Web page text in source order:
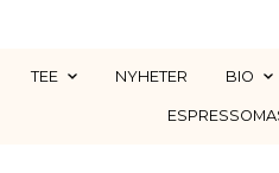
TEE NYHETER BIO